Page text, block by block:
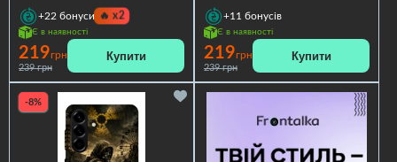
+22 бонуси 🔥x2
Є в наявності
219грн
239 грн
Купити
+11 бонусів
Є в наявності
219грн
239 грн
Купити
-8%